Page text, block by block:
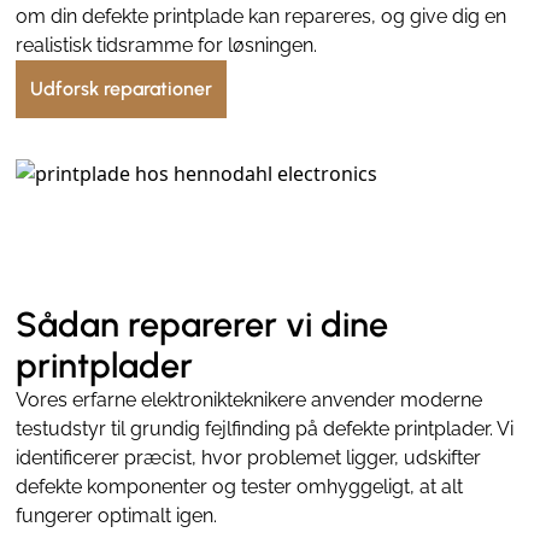
om din defekte printplade kan repareres, og give dig en
realistisk tidsramme for løsningen.
Udforsk reparationer
Sådan reparerer vi dine
printplader
Vores erfarne elektronikteknikere anvender moderne
testudstyr til grundig fejlfinding på defekte printplader. Vi
identificerer præcist, hvor problemet ligger, udskifter
defekte komponenter og tester omhyggeligt, at alt
fungerer optimalt igen.